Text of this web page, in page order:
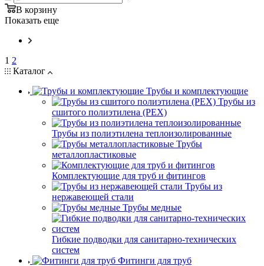
В корзину
Показать еще
1 2
Каталог
Трубы и комплектующие
Трубы из
сшитого полиэтилена (PEX)
Трубы из полиэтилена теплоизолированные
Трубы
металлопластиковые
Комплектующие для труб и фитингов
Трубы из
нержавеющей стали
Трубы медные
Гибкие подводки для санитарно-технических
систем
Фитинги для труб